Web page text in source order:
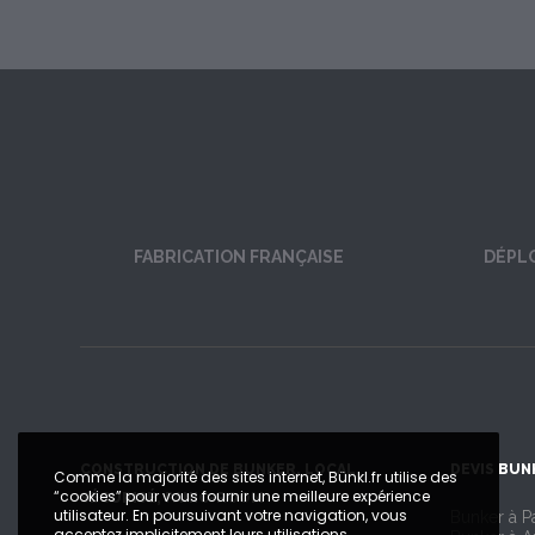
FABRICATION FRANÇAISE
CONSTRUCTION DE BUNKER, LOCAL
SÉCURISÉ, PANIC-ROOM
DEVIS
Bunker à
Comme la majorité des sites internet, Bünkl.fr utilise des
“cookies” pour vous fournir une meilleure expérience
utilisateur. En poursuivant votre navigation, vous